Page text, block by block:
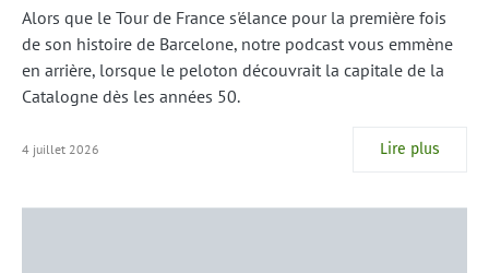
Alors que le Tour de France s'élance pour la première fois
de son histoire de Barcelone, notre podcast vous emmène
en arrière, lorsque le peloton découvrait la capitale de la
Catalogne dès les années 50.
4 juillet 2026 Lire plus